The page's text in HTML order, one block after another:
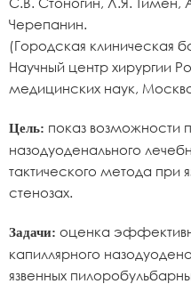
Черепанин.
(Городская клиническая
Научный центр хирургии
медицинских наук,
Цель: показ возможности
назодуоденального
тактического метода при
стенозах.
Задачи: оценка
капиллярного
язвенных